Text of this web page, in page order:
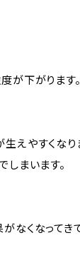
が下がります
えやすくなり
しまいます。
なくなってき